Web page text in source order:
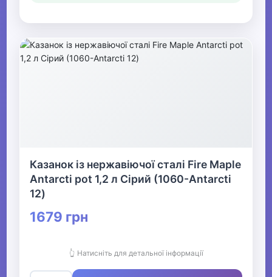
Казанок із нержавіючої сталі Fire Maple
Antarcti pot 1,2 л Сірий (1060-Antarcti
12)
1679 грн
👆 Натисніть для детальної інформації